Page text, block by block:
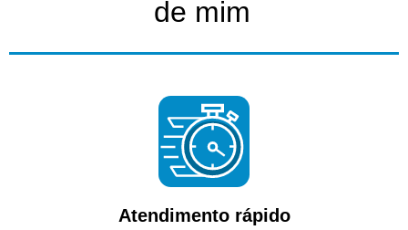
de mim
Atendimento rápido